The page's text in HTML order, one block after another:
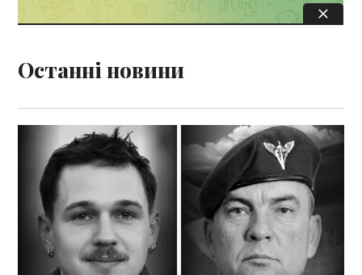
Останні новини